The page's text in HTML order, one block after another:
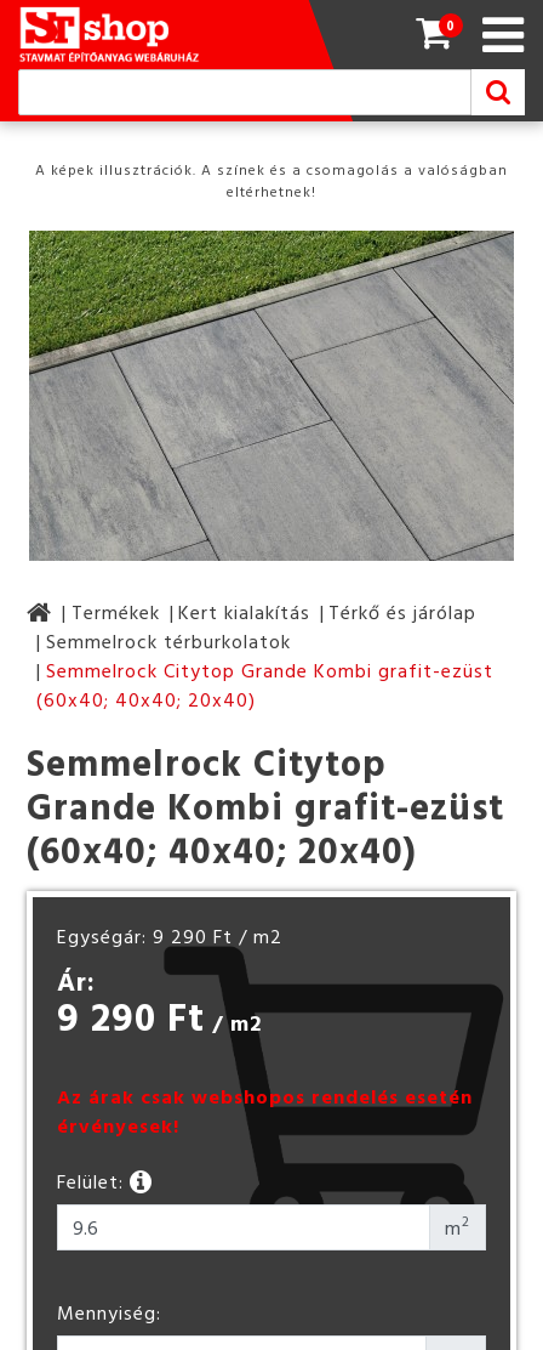
0
A képek illusztrációk. A színek és a csomagolás a valóságban
eltérhetnek!
Termékek Kert kialakítás
Térkő és járólap
Semmelrock térburkolatok
Semmelrock Citytop Grande Kombi grafit-ezüst
(60x40; 40x40; 20x40)
Semmelrock Citytop
Grande Kombi grafit-ezüst
(60x40; 40x40; 20x40)
Egységár: 9 290 Ft / m2
Ár:
9 290 Ft / m2
Az árak csak webshopos rendelés esetén
érvényesek!
Felület:
m2
Mennyiség: